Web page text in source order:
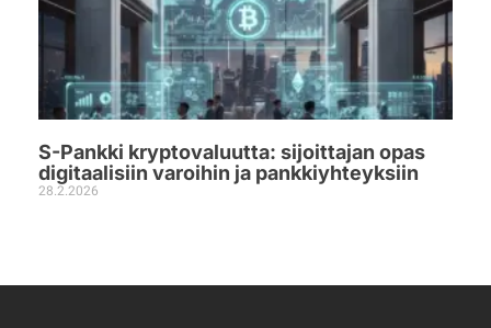
S-Pankki kryptovaluutta: sijoittajan opas
digitaalisiin varoihin ja pankkiyhteyksiin
28.2.2026